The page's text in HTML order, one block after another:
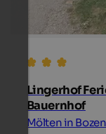
Lingerhof
Bauernhof
Mölten in